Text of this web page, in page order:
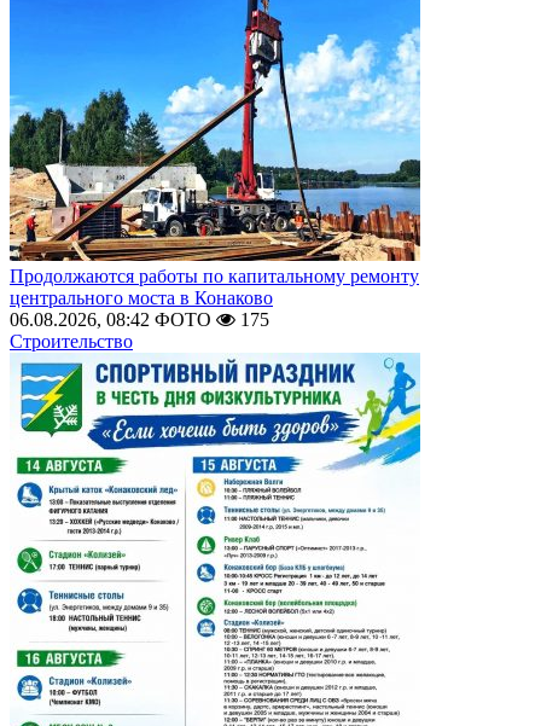
Продолжаются работы по капитальному ремонту
центрального моста в Конаково
06.08.2026, 08:42 ФОТО
175
Строительство